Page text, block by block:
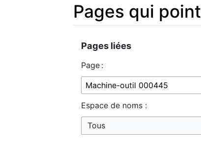
Pages qui
Pages liées
Page :
Espace de noms :